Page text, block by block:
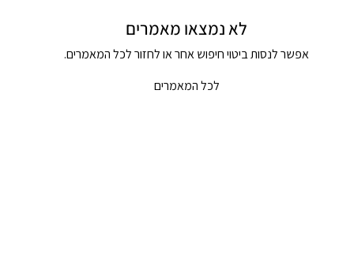
לא נמצאו מאמרים
אפשר לנסות ביטוי חיפוש אחר או לחזור לכל המאמרים.
לכל המאמרים